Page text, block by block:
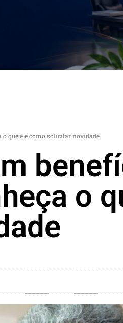
que é e como solicitar novidade
o